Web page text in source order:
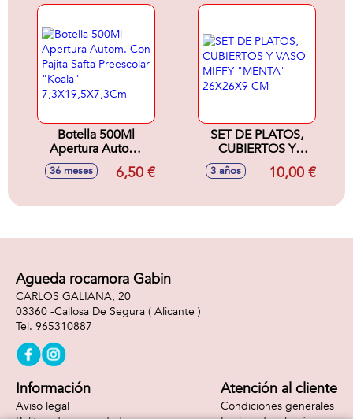
Botella 500Ml
Apertura Autom.
Con Pajita Safta
Preescolar "Koala"
36 meses 6,50 €
SET DE PLATOS,
CUBIERTOS Y
VASO MIFFY
"MENTA" 26X26X9
3 años 10,00 €
Agueda rocamora Gabin
CARLOS GALIANA, 20
03360 -Callosa De Segura ( Alicante )
965310887
Información
Aviso legal
Atención al cliente
Condiciones generales